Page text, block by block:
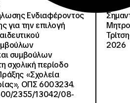
Ενδιαφέροντος
για την επιλογή
συμβούλων
σχολική περίοδο
«Σχολεία
ΟΠΣ 6003234.
2355/13042/08-
2026